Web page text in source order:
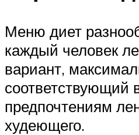
Меню диет
каждый человек
вариант,
соответствующий
предпочтениям
худеющего.